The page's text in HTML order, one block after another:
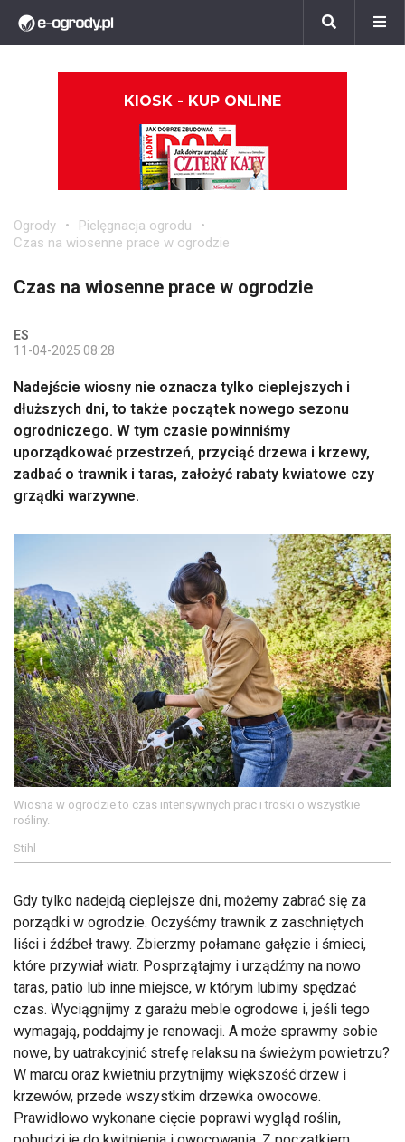
KIOSK - KUP ONLINE
Ogrody
Pielęgnacja ogrodu
Czas na wiosenne prace w ogrodzie
Czas na wiosenne prace w ogrodzie
ES
11-04-2025 08:28
Nadejście wiosny nie oznacza tylko cieplejszych i
dłuższych dni, to także początek nowego sezonu
ogrodniczego. W tym czasie powinniśmy
uporządkować przestrzeń, przyciąć drzewa i krzewy,
zadbać o trawnik i taras, założyć rabaty kwiatowe czy
grządki warzywne.
Wiosna w ogrodzie to czas intensywnych prac i troski o wszystkie
rośliny.
Stihl
Gdy tylko nadejdą cieplejsze dni, możemy zabrać się za
porządki w ogrodzie. Oczyśćmy trawnik z zaschniętych
liści i źdźbeł trawy. Zbierzmy połamane gałęzie i śmieci,
które przywiał wiatr. Posprzątajmy i urządźmy na nowo
taras, patio lub inne miejsce, w którym lubimy spędzać
czas. Wyciągnijmy z garażu meble ogrodowe i, jeśli tego
wymagają, poddajmy je renowacji. A może sprawmy sobie
nowe, by uatrakcyjnić strefę relaksu na świeżym powietrzu?
W marcu oraz kwietniu przytnijmy większość drzew i
krzewów, przede wszystkim drzewka owocowe.
Prawidłowo wykonane cięcie poprawi wygląd roślin,